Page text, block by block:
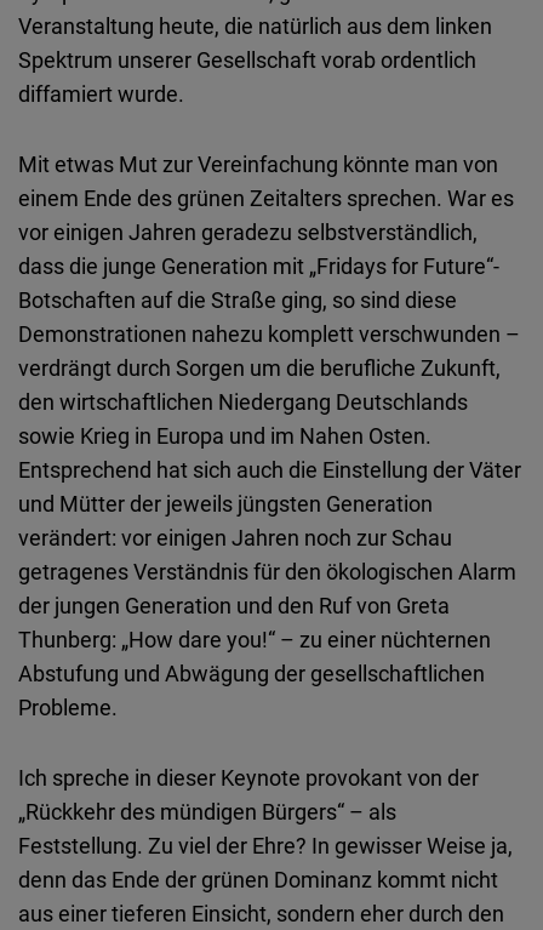
Veranstaltung heute, die natürlich aus dem linken
Spektrum unserer Gesellschaft vorab ordentlich
diffamiert wurde.
Mit etwas Mut zur Vereinfachung könnte man von
einem Ende des grünen Zeitalters sprechen. War es
vor einigen Jahren geradezu selbstverständlich,
dass die junge Generation mit „Fridays for Future“-
Botschaften auf die Straße ging, so sind diese
Demonstrationen nahezu komplett verschwunden –
verdrängt durch Sorgen um die berufliche Zukunft,
den wirtschaftlichen Niedergang Deutschlands
sowie Krieg in Europa und im Nahen Osten.
Entsprechend hat sich auch die Einstellung der Väter
und Mütter der jeweils jüngsten Generation
verändert: vor einigen Jahren noch zur Schau
getragenes Verständnis für den ökologischen Alarm
der jungen Generation und den Ruf von Greta
Thunberg: „How dare you!“ – zu einer nüchternen
Abstufung und Abwägung der gesellschaftlichen
Probleme.
Ich spreche in dieser Keynote provokant von der
„Rückkehr des mündigen Bürgers“ – als
Feststellung. Zu viel der Ehre? In gewisser Weise ja,
denn das Ende der grünen Dominanz kommt nicht
aus einer tieferen Einsicht, sondern eher durch den